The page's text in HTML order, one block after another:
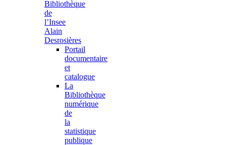
Bibliothèque
de
l’Insee
Alain
Desrosières
Portail
documentaire
et
catalogue
La
Bibliothèque
numérique
de
la
statistique
publique